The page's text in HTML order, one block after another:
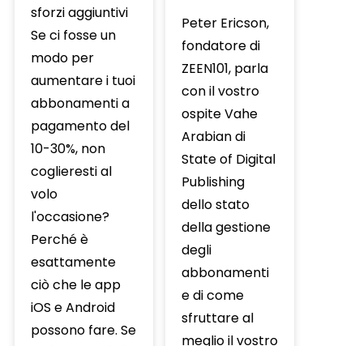
sforzi aggiuntivi
Se ci fosse un
modo per
aumentare i tuoi
abbonamenti a
pagamento del
10-30%, non
coglieresti al
volo
l'occasione?
Perché è
esattamente
ciò che le app
iOS e Android
possono fare. Se
Peter Ericson,
fondatore di
ZEEN101, parla
con il vostro
ospite Vahe
Arabian di
State of Digital
Publishing
dello stato
della gestione
degli
abbonamenti
e di come
sfruttare al
meglio il vostro